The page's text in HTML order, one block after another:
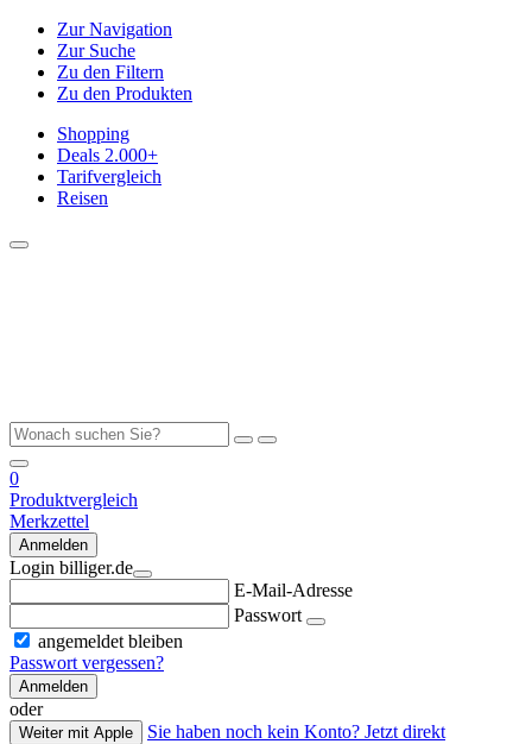
Zur Navigation
Zur Suche
Zu den Filtern
Zu den Produkten
Shopping
Deals 2.000+
Tarifvergleich
Reisen
0
Produktvergleich
Merkzettel
Anmelden
Login billiger.de
E-Mail-Adresse
Passwort
angemeldet bleiben
Passwort vergessen?
Anmelden
oder
Weiter mit Apple
Sie haben noch kein Konto? Jetzt direkt